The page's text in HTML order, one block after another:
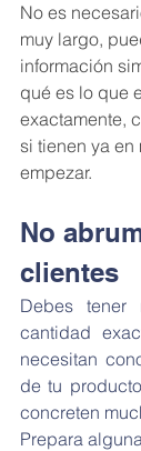
No es
muy largo,
información
qué es lo que
exactamente,
si tienen ya
empezar.
No
clientes
Debes
cantidad
necesitan
de tu
concreten
Prepara